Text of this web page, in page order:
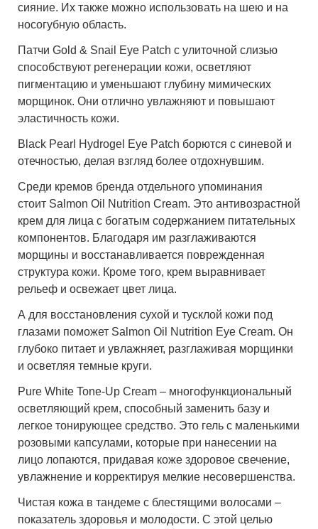
сияние. Их также можно использовать на шею и на
носогубную область.
Патчи Gold & Snail Eye Patch с улиточной слизью
способствуют регенерации кожи, осветляют
пигментацию и уменьшают глубину мимических
морщинок. Они отлично увлажняют и повышают
эластичность кожи.
Black Pearl Hydrogel Eye Patch борются с синевой и
отечностью, делая взгляд более отдохнувшим.
Среди кремов бренда отдельного упоминания
стоит Salmon Oil Nutrition Cream. Это антивозрастной
крем для лица с богатым содержанием питательных
компонентов. Благодаря им разглаживаются
морщины и восстанавливается поврежденная
структура кожи. Кроме того, крем выравнивает
рельеф и освежает цвет лица.
А для восстановления сухой и тусклой кожи под
глазами поможет Salmon Oil Nutrition Eye Cream. Он
глубоко питает и увлажняет, разглаживая морщинки
и осветляя темные круги.
Pure White Tone-Up Cream – многофункциональный
осветляющий крем, способный заменить базу и
легкое тонирующее средство. Это гель с маленькими
розовыми капсулами, которые при нанесении на
лицо лопаются, придавая коже здоровое свечение,
увлажнение и корректируя мелкие несовершенства.
Чистая кожа в тандеме с блестящими волосами –
показатель здоровья и молодости. С этой целью